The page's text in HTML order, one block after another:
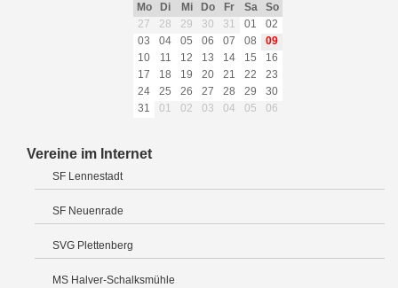
Mo
Di Mi Do Fr Sa
So
27
28 29 30 31 01
02
03
04 05 06 07 08
09
10
11 12 13 14 15
16
17
18 19 20 21 22
23
24
25 26 27 28 29
30
31
01 02 03 04 05 06
Vereine im Internet
SF Lennestadt
SF Neuenrade
SVG Plettenberg
MS Halver-Schalksmühle